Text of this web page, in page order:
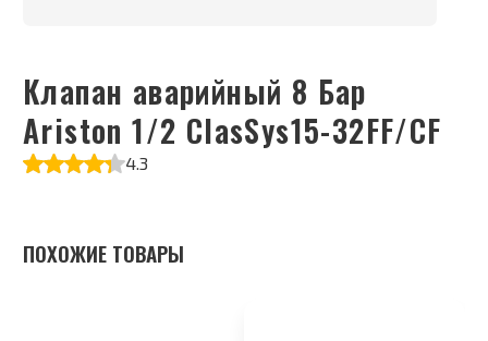
Клапан аварийный 8 Бар
Ariston 1/2 ClasSys15-32FF/CF
4.3
ПОХОЖИЕ ТОВАРЫ